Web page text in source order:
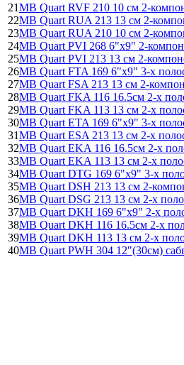
21MB Quart RVF 210 10 см 2-
22MB Quart RUA 213 13 см 2-
23MB Quart RUA 210 10 см 2-
24MB Quart PVI 268 6"x9" 2-
25MB Quart PVI 213 13 см 2-
26MB Quart FTA 169 6"x9" 3-х
27MB Quart FSA 213 13 см 2-
28MB Quart FKA 116 16.5см 2-х
29MB Quart FKA 113 13 см 2-х
30MB Quart ETA 169 6"x9" 3-х
31MB Quart ESA 213 13 см 2-х
32MB Quart EKA 116 16.5см 2-х
33MB Quart EKA 113 13 см 2-х
34MB Quart DTG 169 6"x9" 3-х
35MB Quart DSH 213 13 см 2-
36MB Quart DSG 213 13 см 2-х
37MB Quart DKH 169 6"x9" 2-х
38MB Quart DKH 116 16.5см 2-х
39MB Quart DKH 113 13 см 2-х
40MB Quart PWH 304 12"(30см)